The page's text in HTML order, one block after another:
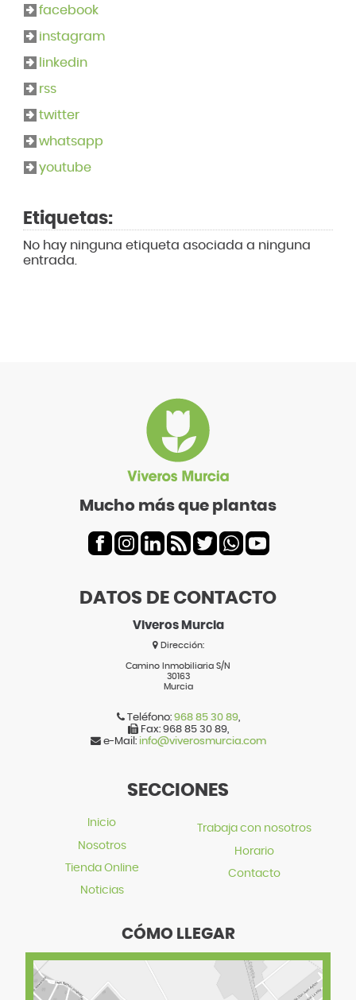
facebook
instagram
linkedin
rss
twitter
whatsapp
youtube
Etiquetas:
No hay ninguna etiqueta asociada a ninguna
entrada.
Mucho más que plantas
DATOS DE CONTACTO
Viveros Murcia
Dirección:
Camino Inmobiliaria S/N
30163
Murcia
Teléfono: 968 85 30 89,
Fax: 968 85 30 89,
e-Mail: info@viverosmurcia.com
SECCIONES
Inicio
Nosotros
Tienda Online
Noticias
Trabaja con nosotros
Horario
Contacto
CÓMO LLEGAR